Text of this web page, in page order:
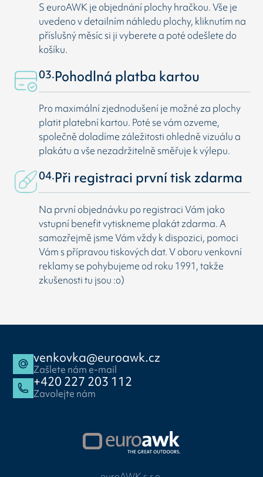
S euroAWK je objednání plochy hračkou. Vše je
uvedeno v detailním náhledu plochy, kliknutím na
příslušný měsíc si ji vyberete a poté odešlete do
košíku.
03.Pohodlná platba kartou
Pro maximální zjednodušení je možné za plochy
platit platební kartou. Poté se vám ozveme,
společně doladíme záležitosti ohledně vizuálu a
plakátu a vše nezadržitelně směřuje k výlepu.
04.Při registraci první tisk zdarma
Na první objednávku po registraci Vám jako
vstupní benefit vytiskneme plakát zdarma. A
samozřejmě jsme Vám vždy k dispozici, pomoci
Vám s přípravou tiskových dat. V oboru venkovní
reklamy se pohybujeme od roku 1991, takže
zkušenosti tu jsou :o)
venkovka@euroawk.cz
Zašlete nám e-mail
+420 227 203 112
Zavolejte nám